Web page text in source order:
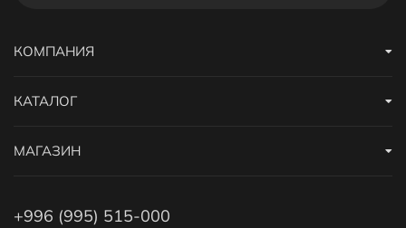
КОМПАНИЯ
КАТАЛОГ
МАГАЗИН
+996 (995) 515-000